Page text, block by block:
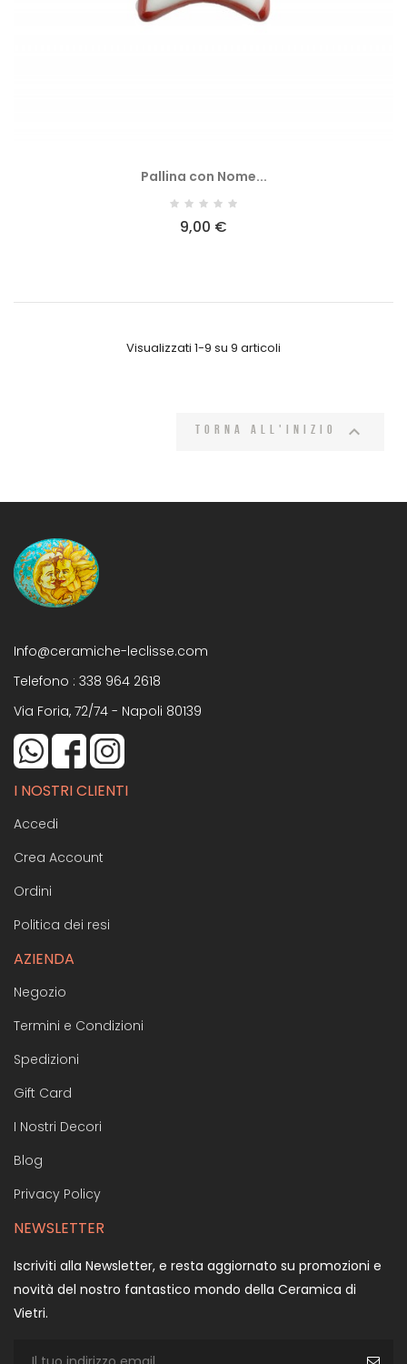
Pallina con Nome...
9,00 €
Visualizzati 1-9 su 9 articoli
Torna all'inizio 
Info@ceramiche-leclisse.com
Telefono : 338 964 2618
Via Foria, 72/74 - Napoli 80139
I NOSTRI CLIENTI
Accedi
Crea Account
Ordini
Politica dei resi
AZIENDA
Negozio
Termini e Condizioni
Spedizioni
Gift Card
I Nostri Decori
Blog
Privacy Policy
NEWSLETTER
Iscriviti alla Newsletter, e resta aggiornato su promozioni e
novità del nostro fantastico mondo della Ceramica di
Vietri.